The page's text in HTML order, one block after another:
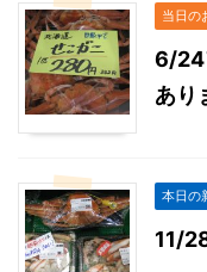
当日の
6/24
あり
本日の
11/